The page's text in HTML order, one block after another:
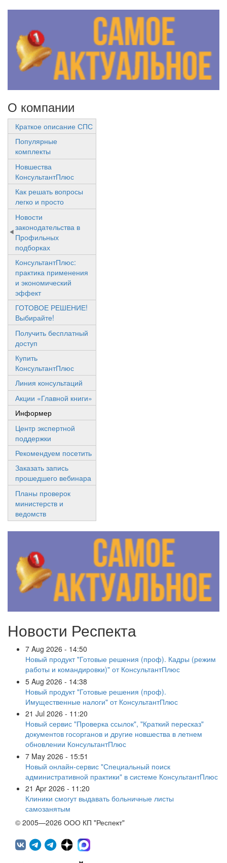
О компании
Краткое описание СПС
Популярные
комплекты
Новшества
КонсультантПлюс
Как решать вопросы
легко и просто
Новости
законодательства в
Профильных
подборках
КонсультантПлюс:
практика применения
и экономический
эффект
ГОТОВОЕ РЕШЕНИЕ!
Выбирайте!
Получить бесплатный
доступ
Купить
КонсультантПлюс
Линия консультаций
Акции «Главной книги»
Информер
Центр экспертной
поддержки
Рекомендуем посетить
Заказать запись
прошедшего вебинара
Планы проверок
министерств и
ведомств
Новости Респекта
7 Aug 2026 - 14:50
Новый продукт "Готовые решения (проф). Кадры (режим
работы и командировки)" от КонсультантПлюс
5 Aug 2026 - 14:38
Новый продукт "Готовые решения (проф).
Имущественные налоги" от КонсультантПлюс
21 Jul 2026 - 11:20
Новый сервис "Проверка ссылок", "Краткий пересказ"
документов госорганов и другие новшества в летнем
обновлении КонсультантПлюс
7 May 2026 - 15:51
Новый онлайн-сервис "Специальный поиск
административной практики" в системе КонсультантПлюс
21 Apr 2026 - 11:20
Клиники смогут выдавать больничные листы
самозанятым
© 2005—2026 ООО КП "Респект"